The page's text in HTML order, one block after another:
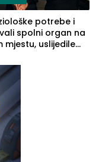
potrebe i
spolni organ na
mjestu, uslijedile